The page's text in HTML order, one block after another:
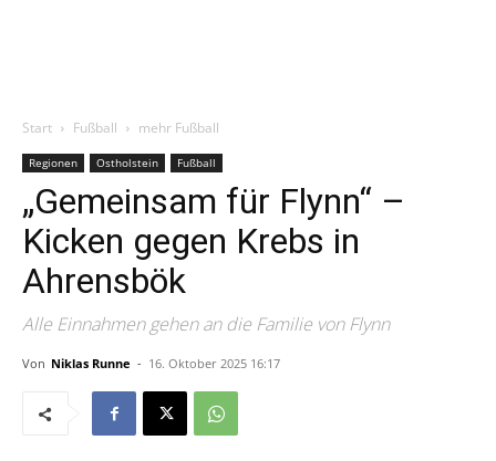
Start Fußball mehr Fußball
Regionen Ostholstein Fußball
„Gemeinsam für Flynn“ –
Kicken gegen Krebs in
Ahrensbök
Alle Einnahmen gehen an die Familie von Flynn
Von Niklas Runne - 16. Oktober 2025 16:17